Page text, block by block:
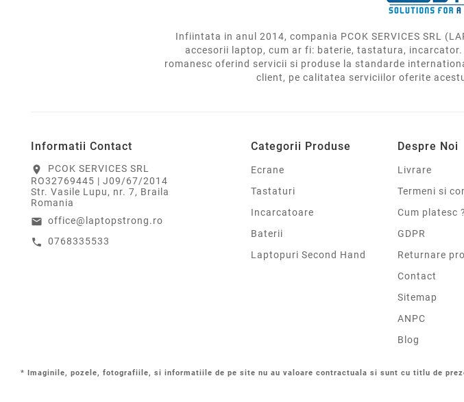
Infiintata in anul 2014, compania PCOK SERVICES SRL
accesorii laptop, cum ar fi: baterie, tastatura,
romanesc oferind servicii si produse la standarde
client, pe calitatea serviciilor oferite
Informatii Contact
location_on
PCOK SERVICES SRL
RO32769445 | J09/67/2014
Str. Vasile Lupu, nr. 7, Braila
Romania
email office@laptopstrong.ro
call 0768335533
Categorii Produse
Ecrane
Tastaturi
Incarcatoare
Baterii
Laptopuri Second Hand
Despre Noi
Livrare
Termeni si
Cum platesc ?
GDPR
Returnare
Contact
Sitemap
ANPC
Blog
* Imaginile, pozele, fotografiile, si informatiile de pe site nu au valoare contractuala si sunt cu titlu de